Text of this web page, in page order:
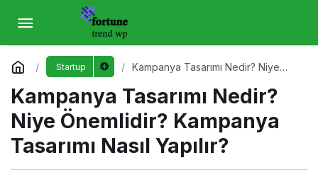
Startup
Kampanya Tasarımı Nedir? Niye
Yapılır?
Kampanya Tasarımı Nedir?
Niye Önemlidir? Kampanya
Tasarımı Nasıl Yapılır?
Kampanya Tasarımı Nedir? Niye Önemlidir?
Kampanya Tasarımı Nasıl Yapılır?
Yorum Yap